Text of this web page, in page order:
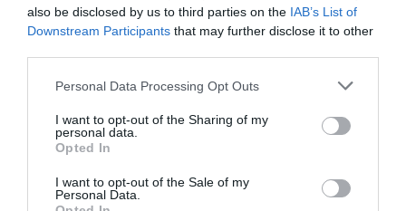
also be disclosed by us to third parties on the IAB’s List of
Downstream Participants that may further disclose it to other
Please note that this website/app uses one or more Google
not limited to your visit or usage behaviour. You may click to
grant or deny consent to Google and its third-party tags to
use your data for below specified purposes in below Google
consent section.
Personal Data Processing Opt Outs
I want to opt-out of the Sharing of my
personal data.
Opted In
I want to opt-out of the Sale of my
Personal Data.
PV5 încorporează un sistem de baterii „cell-to-pack”,
care elimină nevoia de module prin integrarea
directă a celulelor în pachetul de baterii, rezultând o
eficiență energetică îmbunătățită. Când este
echipat cu bateria de 71,2 kWh, modelul PV5
Passenger atinge o autonomie de până la 400
. Kia PV5 oferă un timp de încărcare rapidă de la